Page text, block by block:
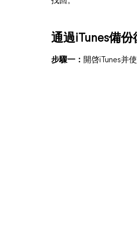
通過iTunes備
步驟一： 開啓iTunes并